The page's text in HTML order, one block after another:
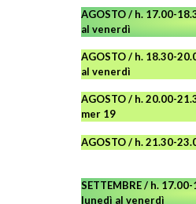
AGOSTO / h. 17.00-
al venerdì
AGOSTO/ h. 18.30-
al venerdì
AGOSTO / h. 20.00-
mer 19
AGOSTO/ h. 21.30-
SETTEMBRE / h.
lunedì al venerdì